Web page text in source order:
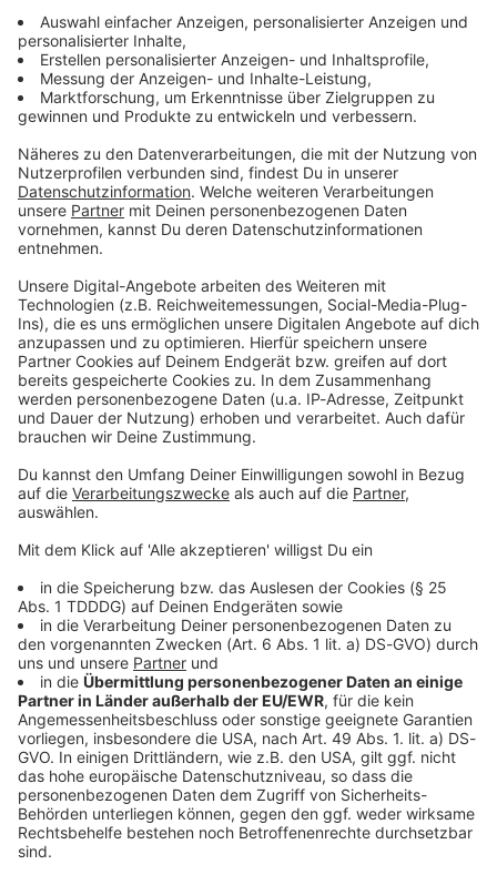
Zum Newsletter anmelden
Du möchtest uns etwas sagen?
Kontaktformular
Sprachnachricht
© dpa-infocom, dpa:260116-930-552431/1
DAS KÖNNTE DICH AUCH INTERESSIEREN
Stars